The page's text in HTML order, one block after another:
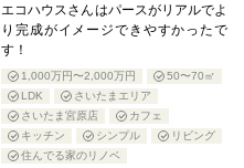
エコハウスさんはパースがリアルでよ
り完成がイメージできやすかったで
す！
1,000万円〜2,000万円
50〜70㎡
LDK
さいたまエリア
さいたま宮原店
カフェ
キッチン
シンプル
リビング
住んでる家のリノベ